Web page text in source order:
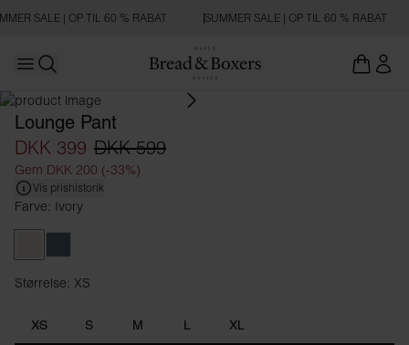
SALE | OP TIL 60 % RABAT SUMMER SALE | OP TIL 60 % RABAT
Open main menu
Lounge Pant
DKK 399 DKK 599
Gem DKK 200 (-33%)
Vis prishistorik
Farve: Ivory
Størrelse: XS
XS S M L XL